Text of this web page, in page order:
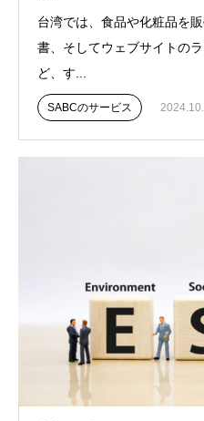
台湾では、食品や化粧品を
書、そしてウェブサイトの
ど、す...
SABCのサービス